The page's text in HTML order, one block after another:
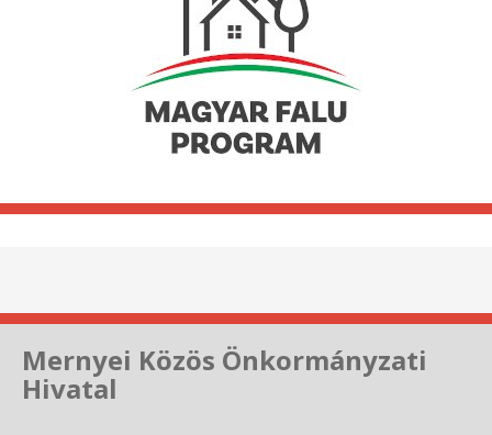
Mernyei Közös Önkormányzati
Hivatal